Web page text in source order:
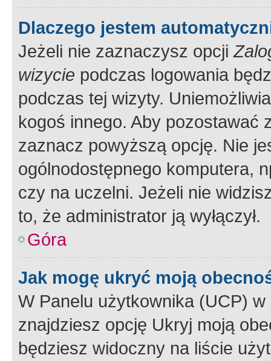
Dlaczego jestem
Jeżeli nie zaznaczysz opcji
wizycie podczas logowania
podczas tej wizyty.
kogoś innego. Aby pozostawać
zaznacz powyższą opcję. Nie
ogólnodostępnego komputera,
czy na uczelni. Jeżeli nie
to, że administrator ją wyłączył.
Góra
Jak mogę ukryć moją
W Panelu użytkownika (UCP) w
znajdziesz opcję Ukryj moją
będziesz widoczny na liście